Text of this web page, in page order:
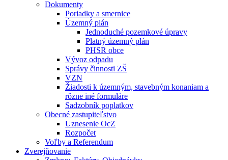
Dokumenty
Poriadky a smernice
Územný plán
Jednoduché pozemkové úpravy
Platný územný plán
PHSR obce
Vývoz odpadu
Správy činnosti ZŠ
VZN
Žiadosti k územným, stavebným konaniam a
rôzne iné formuláre
Sadzobník poplatkov
Obecné zastupiteľstvo
Uznesenie OcZ
Rozpočet
Voľby a Referendum
Zverejňovanie